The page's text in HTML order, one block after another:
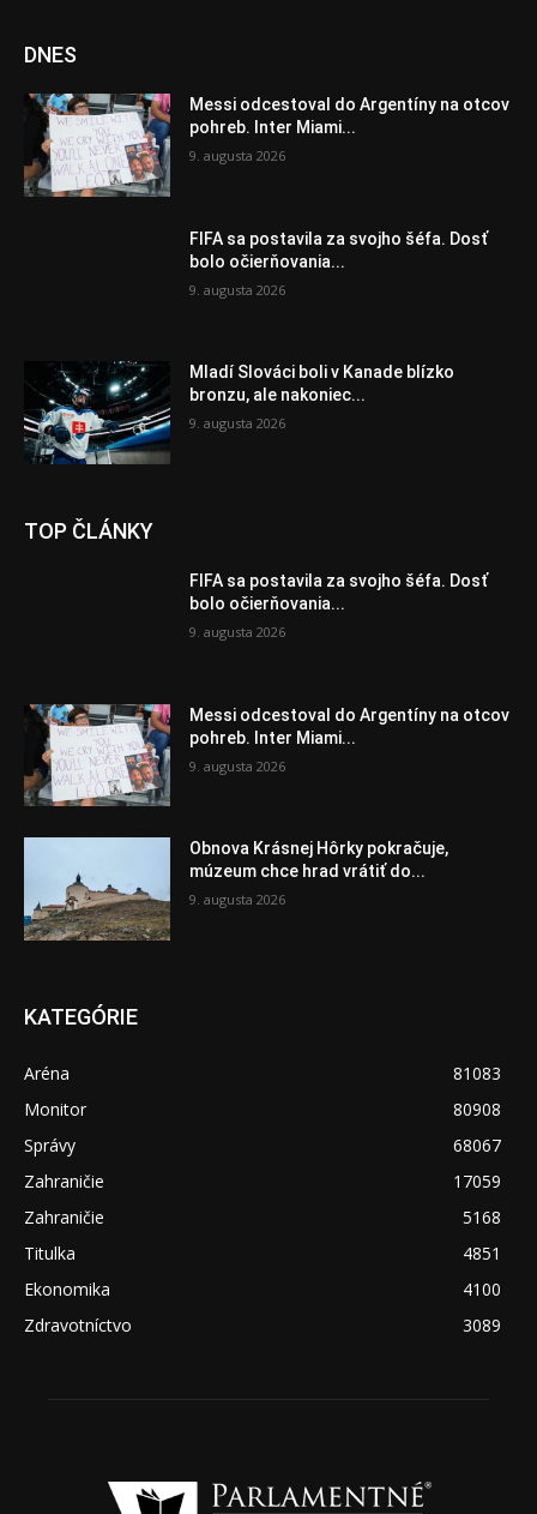
DNES
Messi odcestoval do Argentíny na otcov
pohreb. Inter Miami...
9. augusta 2026
FIFA sa postavila za svojho šéfa. Dosť
bolo očierňovania...
9. augusta 2026
Mladí Slováci boli v Kanade blízko
bronzu, ale nakoniec...
9. augusta 2026
TOP ČLÁNKY
FIFA sa postavila za svojho šéfa. Dosť
bolo očierňovania...
9. augusta 2026
Messi odcestoval do Argentíny na otcov
pohreb. Inter Miami...
9. augusta 2026
Obnova Krásnej Hôrky pokračuje,
múzeum chce hrad vrátiť do...
9. augusta 2026
KATEGÓRIE
Aréna
81083
Monitor
80908
Správy
68067
Zahraničie
17059
Zahraničie
5168
Titulka
4851
Ekonomika
4100
Zdravotníctvo
3089